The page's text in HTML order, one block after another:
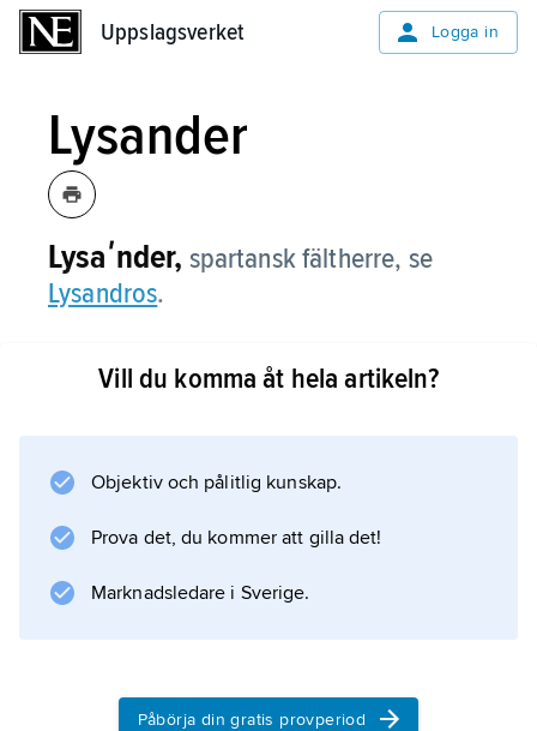
Uppslagsverket Logga in
Lysander
Lysaʹnder, spartansk fältherre, se
Lysandros.
Vill du komma åt hela artikeln?
Objektiv och pålitlig kunskap.
Prova det, du kommer att gilla det!
Marknadsledare i Sverige.
Påbörja din gratis provperiod